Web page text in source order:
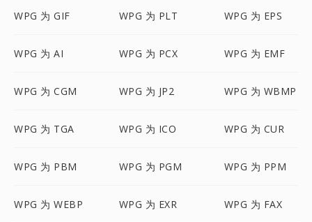
WPG 为 GIF WPG 为 PLT WPG 为 EPS
WPG 为 AI WPG 为 PCX WPG 为 EMF
WPG 为 CGM WPG 为 JP2 WPG 为 WBMP
WPG 为 TGA WPG 为 ICO WPG 为 CUR
WPG 为 PBM WPG 为 PGM WPG 为 PPM
WPG 为 WEBP WPG 为 EXR WPG 为 FAX